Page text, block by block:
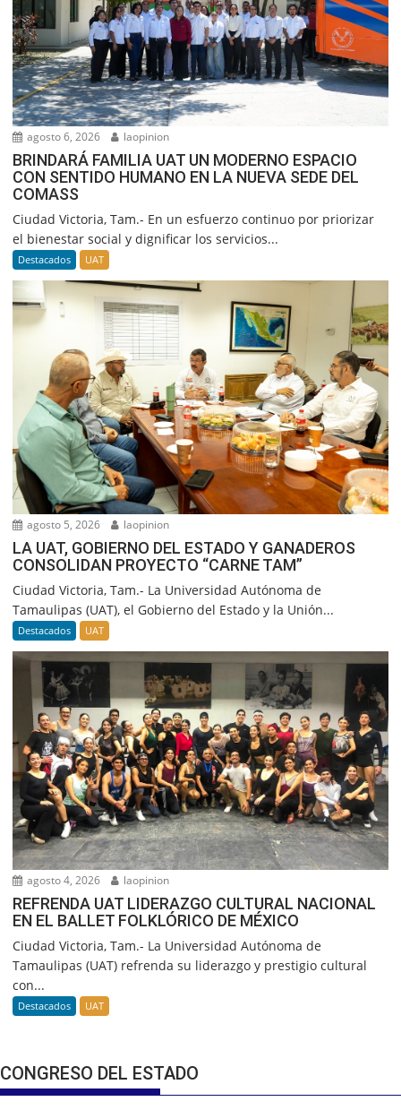
agosto 6, 2026 laopinion
BRINDARÁ FAMILIA UAT UN MODERNO ESPACIO
CON SENTIDO HUMANO EN LA NUEVA SEDE DEL
COMASS
Ciudad Victoria, Tam.- En un esfuerzo continuo por priorizar
el bienestar social y dignificar los servicios...
Destacados UAT
agosto 5, 2026 laopinion
LA UAT, GOBIERNO DEL ESTADO Y GANADEROS
CONSOLIDAN PROYECTO “CARNE TAM”
Ciudad Victoria, Tam.- La Universidad Autónoma de
Tamaulipas (UAT), el Gobierno del Estado y la Unión...
Destacados UAT
agosto 4, 2026 laopinion
REFRENDA UAT LIDERAZGO CULTURAL NACIONAL
EN EL BALLET FOLKLÓRICO DE MÉXICO
Ciudad Victoria, Tam.- La Universidad Autónoma de
Tamaulipas (UAT) refrenda su liderazgo y prestigio cultural
con...
Destacados UAT
CONGRESO DEL ESTADO